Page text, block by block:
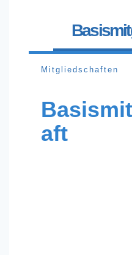
Mitgliedschaften
aft